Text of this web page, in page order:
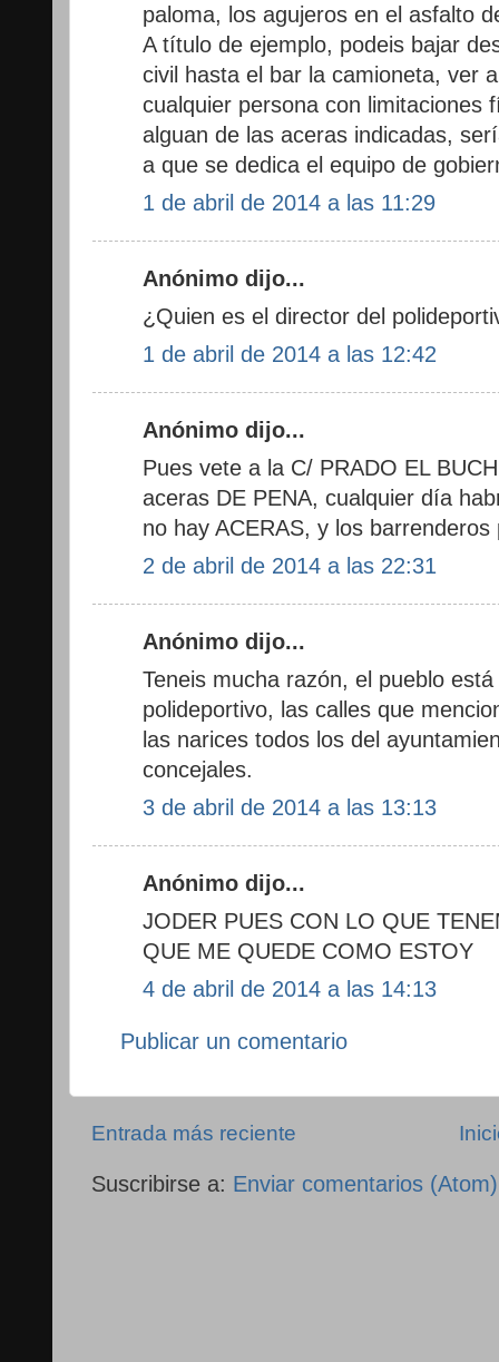
paloma, los agujeros en el asfalto
A título de ejemplo, podeis bajar
civil hasta el bar la camioneta, ver
cualquier persona con limitaciones
alguan de las aceras indicadas,
a que se dedica el equipo de
1 de abril de 2014 a las 11:29
Anónimo dijo...
¿Quien es el director del
1 de abril de 2014 a las 12:42
Anónimo dijo...
Pues vete a la C/ PRADO EL
aceras DE PENA, cualquier día
no hay ACERAS, y los
2 de abril de 2014 a las 22:31
Anónimo dijo...
Teneis mucha razón, el pueblo
polideportivo, las calles que
las narices todos los del
concejales.
3 de abril de 2014 a las 13:13
Anónimo dijo...
JODER PUES CON LO QUE
QUE ME QUEDE COMO ESTOY
4 de abril de 2014 a las 14:13
Publicar un comentario
Entrada más reciente
Suscribirse a: Enviar comentarios (Atom)